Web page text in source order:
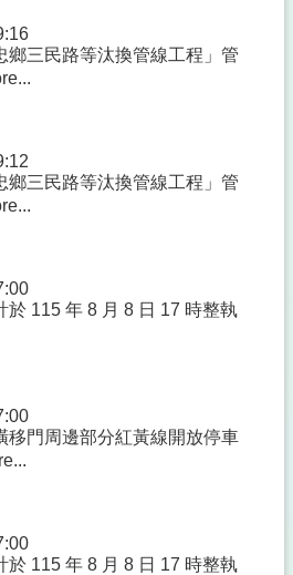
鄉三民路等汰換管線工程」管
鄉三民路等汰換管線工程」管
於 115 年 8 月 8 日 17 時整執
移門周邊部分紅黃線開放停車
於 115 年 8 月 8 日 17 時整執